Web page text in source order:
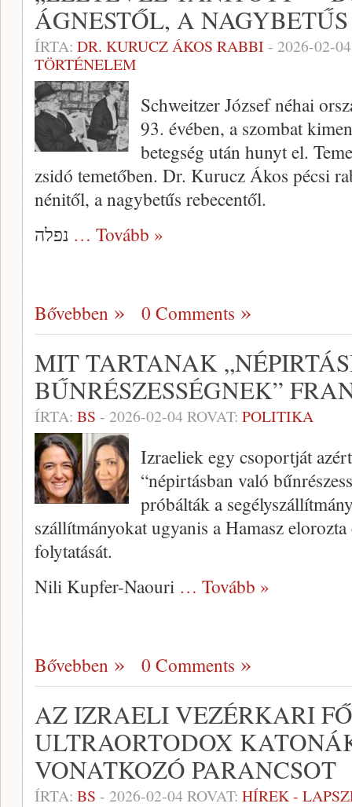
ÁGNESTŐL, A
ÍRTA: DR. KURUCZ ÁKOS RABBI - 2026-02-04
TÖRTÉNELEM
Schweitzer József néhai
93. évében, a szombat
betegség után hunyt el.
zsidó temetőben. Dr. Kurucz Ákos pécsi
nénitől, a nagybetűs rebecentől.
… Tovább »
Bővebben 0 Comments
MIT TARTANAK
BŰNRÉSZESSÉGNEK”
ÍRTA: BS - 2026-02-04ROVAT: POLITIKA
Izraeliek egy csoportját
“népirtásban való
próbálták a
szállítmányokat ugyanis a Hamasz
folytatását.
Nili Kupfer-Naouri … Tovább »
Bővebben 0 Comments
AZ IZRAELI VEZÉRKARI
ULTRAORTODOX
VONATKOZÓ PARANCSOT
ÍRTA: BS - 2026-02-04ROVAT: HÍREK -